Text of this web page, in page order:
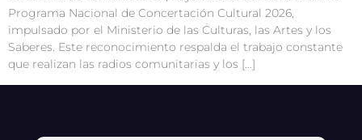
Programa Nacional de Concertación Cultural 2026,
impulsado por el Ministerio de las Culturas, las Artes y los
Saberes. Este reconocimiento respalda el trabajo constante
que realizan las radios comunitarias y los […]